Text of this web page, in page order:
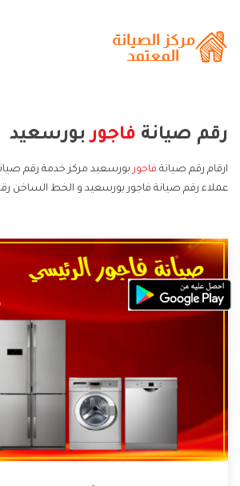
رقم صيانة فاجوربورسعيد
ارقام رقم صيانة فاجور بورسعيد مركز خدمة رقم
عملاء رقم صيانة فاجور بورسعيد و الخط الساخن